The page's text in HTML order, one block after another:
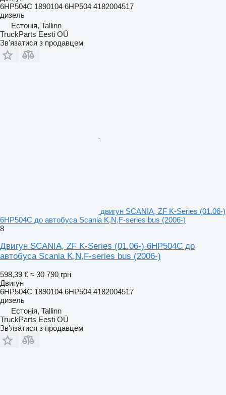
6HP504C 1890104 6HP504 4182004517
дизель
Естонія, Tallinn
TruckParts Eesti OÜ
Зв'язатися з продавцем
двигун SCANIA, ZF K-Series (01.06-)
6HP504C до автобуса Scania K,N,F-series bus (2006-)
8
Двигун SCANIA, ZF K-Series (01.06-) 6HP504C до
автобуса Scania K,N,F-series bus (2006-)
598,39 € ≈ 30 790 грн
Двигун
6HP504C 1890104 6HP504 4182004517
дизель
Естонія, Tallinn
TruckParts Eesti OÜ
Зв'язатися з продавцем